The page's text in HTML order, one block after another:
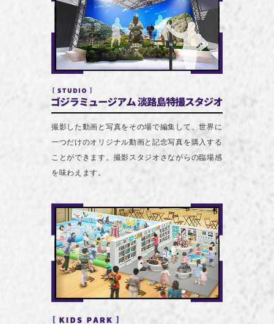
撮影した動画と写真をその場で編集して、世界に
一つだけのオリジナル動画と記念写真を購入する
ことができます。撮影スタジオさながらの臨場感
を味わえます。